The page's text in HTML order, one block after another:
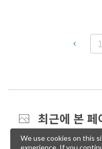
1
최근에 본 페
We use cookies on this
experience. If you